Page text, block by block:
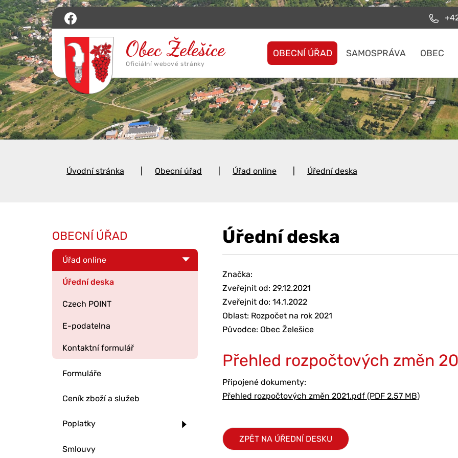
OBECNÍ ÚŘAD SAMOSPRÁVA OBEC
Úvodní stránka Obecní úřad Úřad online Úřední deska
Úřední deska
Značka:
Zveřejnit od: 29.12.2021
Zveřejnit do: 14.1.2022
Oblast: Rozpočet na rok 2021
Původce: Obec Želešice
Přehled rozpočtových změn
Připojené dokumenty:
Přehled rozpočtových změn 2021.pdf (PDF 2.57 MB)
ZPĚT NA ÚŘEDNÍ DESKU
OBECNÍ ÚŘAD
Úřad online
Úřední deska
Czech POINT
E-podatelna
Kontaktní formulář
Formuláře
Ceník zboží a služeb
Poplatky
Smlouvy